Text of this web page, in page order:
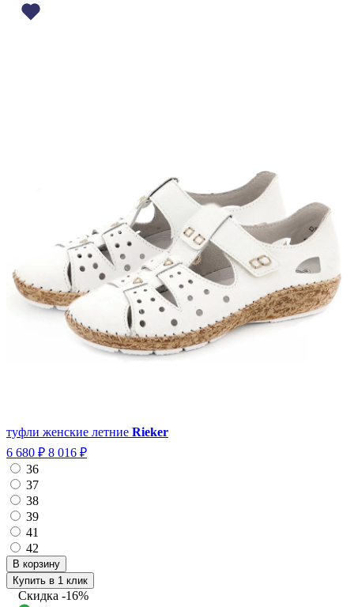
туфли женские летние Rieker
6 680 ₽ 8 016 ₽
36
37
38
39
41
42
Купить в 1 клик
Скидка -16%